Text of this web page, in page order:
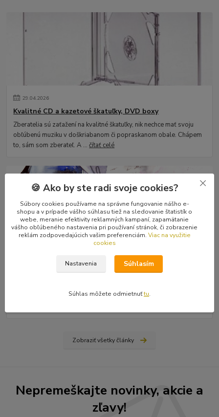
29.04.2026
Kvalitné CD a kazetové škatuľky, DVD boxy
Zberatelia sú zaťažení na kvalitné škatuľky, nik nechce mať svoju
obľúbenú muziku v doškriabanom či popraskanom obale. Chápem
to, sám som zberateľ. A ...čítať celé
Ako nájsť vydavateľa, či vydať vlastnú knihu? Rady a tipy
vydavateľa (ale aj to má svoju technológiu), alebo si prvotinu
Zobraziť všetky články
Nepremeškajte novinky, akcie a
zľavy!
🍪 Ako by ste radi svoje cookies?
Súbory cookies používame na správne fungovanie nášho e-
shopu a v prípade vášho súhlasu tiež na sledovanie štatistík o
webe, meranie efektivity reklamných kampaní, zapamätanie
vášho obľúbeného nastavenia pri používaní stránok, či zobrazenie
reklám zodpovedajúcich vašim preferenciám. Viac na využitie
cookies
Nastavenia Súhlasím
Súhlas môžete odmietnuťtu.